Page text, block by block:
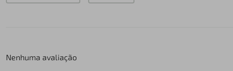
Nenhuma avaliação